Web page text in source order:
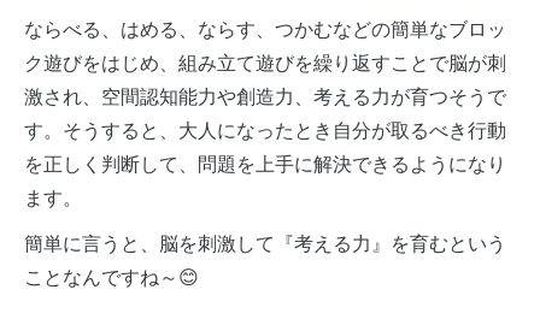
ならべる、はめる、ならす、つかむなどの簡単なブロッ
ク遊びをはじめ、組み立て遊びを繰り返すことで脳が刺
激され、空間認知能力や創造力、考える力が育つそうで
す。そうすると、大人になったとき自分が取るべき行動
を正しく判断して、問題を上手に解決できるようになり
ます。
簡単に言うと、脳を刺激して『考える力』を育むという
ことなんですね～😊